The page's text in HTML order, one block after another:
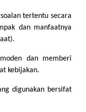
tertentu secara
dan manfaatnya
dan memberi
kebijakan.
digunakan bersifat